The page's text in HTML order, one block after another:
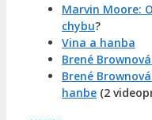
Marvin Moore:
chybu?
Vina a hanba
Brené
Brené
hanbe (2